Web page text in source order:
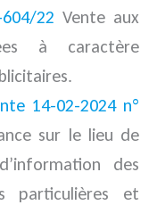
22 Vente aux
à caractère
14-02-2024 n°
sur le lieu de
des
particulières et